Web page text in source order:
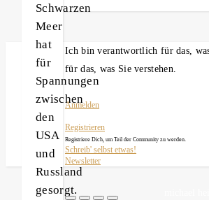
Schwarzen
Meer
hat
für
Spannungen
zwischen
den
USA
und
Russland
gesorgt.
Ich bin verantwortlich für das,
für das, was Sie verstehen.
Anmelden
Registrieren
Registriere Dich, um Teil der Community zu werden.
Schreib' selbst etwas!
Newsletter